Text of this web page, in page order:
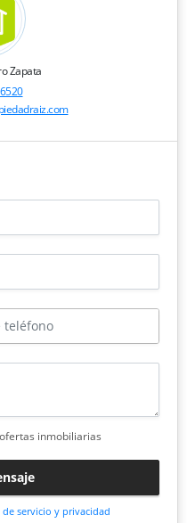
Zapata
inmobiliarias
servicio y privacidad